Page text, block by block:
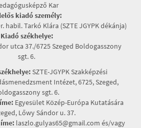
Kar
kiadó személy:
habil. Tarkó Klára (SZTE JGYPK dékánja)
Kiadó székhelye:
utca 37./6725 Szeged Boldogasszony
sgt. 6.
SZTE-JGYPK Szakképzési
Intézet, 6725, Szeged,
sgt. 6.
Egyesület Közép-Európa Kutatására
Lőwy Sándor u. 37.
laszlo.gulyas65@gmail.com és/vagy